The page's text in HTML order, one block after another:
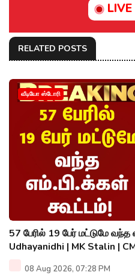
RELATED POSTS
வீடியோ ஸ்டோரி
57 பேரில் 19 பேர் மட்டுமே
Udhayanidhi | MK Stalin |
08 Aug 2026, 07:28 PM